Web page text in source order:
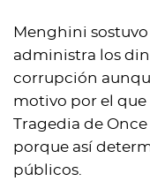
Menghini
administra los
corrupción
motivo por el que
Tragedia de
porque así
públicos.